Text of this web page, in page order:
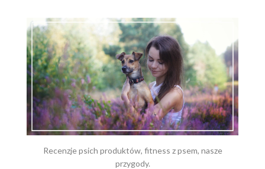
Recenzje psich produktów, fitness z psem, nasze
przygody.